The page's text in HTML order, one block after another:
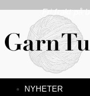
Fri frakt på
NYHETER